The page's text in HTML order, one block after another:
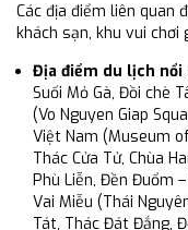
Các địa điểm liên quan
khách sạn, khu vui
Địa điểm du lịch nổi
Suối Mỏ Gà, Đồi chè
(Vo Nguyen Giap
Việt Nam (Museum
Thác Cửa Tử, Chùa
Phù Liễn, Đền Đuổm
Vai Miễu (Thái
Tát, Thác Đát Đắng,